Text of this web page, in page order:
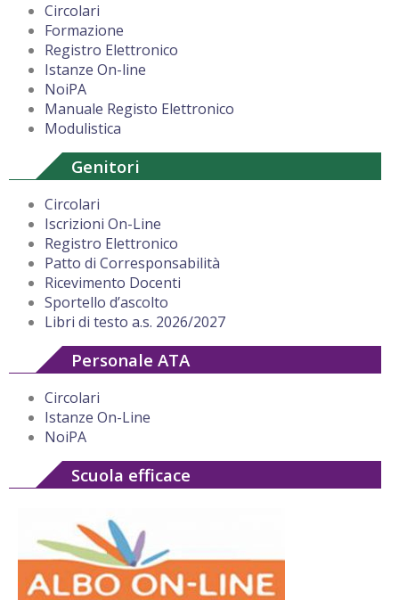
Circolari
Formazione
Registro Elettronico
Istanze On-line
NoiPA
Manuale Registo Elettronico
Modulistica
Genitori
Circolari
Iscrizioni On-Line
Registro Elettronico
Patto di Corresponsabilità
Ricevimento Docenti
Sportello d’ascolto
Libri di testo a.s. 2026/2027
Personale ATA
Circolari
Istanze On-Line
NoiPA
Scuola efficace